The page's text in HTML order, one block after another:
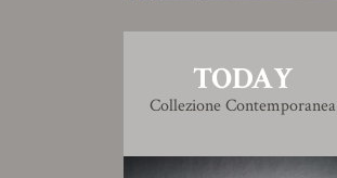
TODAY
Collezione Contemporanea